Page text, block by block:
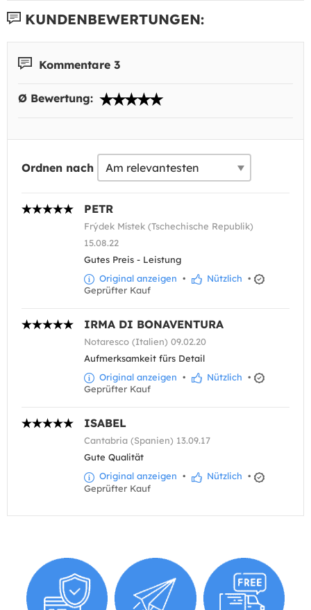
KUNDENBEWERTUNGEN:
Kommentare 3
Ø Bewertung:
Ordnen nach
PETR
Frýdek Místek (Tschechische Republik)
15.08.22
Gutes Preis - Leistung
Original anzeigen • Nützlich •
Geprüfter Kauf
IRMA DI BONAVENTURA
Notaresco (Italien) 09.02.20
Aufmerksamkeit fürs Detail
Original anzeigen • Nützlich •
Geprüfter Kauf
ISABEL
Cantabria (Spanien) 13.09.17
Gute Qualität
Original anzeigen • Nützlich •
Geprüfter Kauf